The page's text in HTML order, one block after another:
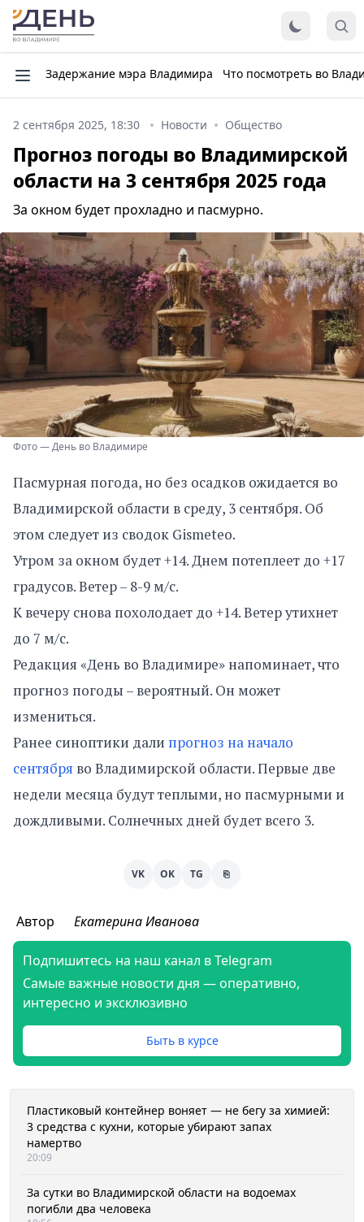
Задержание мэра Владимира Что посмотреть во
2 сентября 2025, 18:30 Новости Общество
Прогноз погоды во Владимирской
области на 3 сентября 2025 года
За окном будет прохладно и пасмурно.
Фото — День во Владимире
Пасмурная погода, но без осадков ожидается во
Владимирской области в среду, 3 сентября. Об
этом следует из сводок Gismeteo.
Утром за окном будет +14. Днем потеплеет до +17
градусов. Ветер – 8-9 м/с.
К вечеру снова похолодает до +14. Ветер утихнет
до 7 м/с.
Редакция «День во Владимире» напоминает, что
прогноз погоды – вероятный. Он может
измениться.
Ранее синоптики дали прогноз на начало
сентября во Владимирской области. Первые две
недели месяца будут теплыми, но пасмурными и
дождливыми. Солнечных дней будет всего 3.
VK OK TG ⎘
Автор Екатерина Иванова
Подпишитесь на наш канал в Telegram
Самые важные новости дня — оперативно,
интересно и эксклюзивно
Быть в курсе
Пластиковый контейнер воняет — не бегу за химией:
3 средства с кухни, которые убирают запах
намертво
20:09
За сутки во Владимирской области на водоемах
погибли два человека